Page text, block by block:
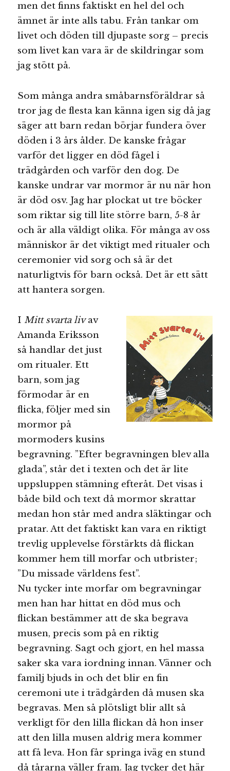
men det finns faktiskt en hel del och
ämnet är inte alls tabu. Från tankar om
livet och döden till djupaste sorg – precis
som livet kan vara är de skildringar som
jag stött på.
Som många andra småbarnsföräldrar så
tror jag de flesta kan känna igen sig då jag
säger att barn redan börjar fundera över
döden i 3 års ålder. De kanske frågar
varför det ligger en död fågel i
trädgården och varför den dog. De
kanske undrar var mormor är nu när hon
är död osv. Jag har plockat ut tre böcker
som riktar sig till lite större barn, 5-8 år
och är alla väldigt olika. För många av oss
människor är det viktigt med ritualer och
ceremonier vid sorg och så är det
naturligtvis för barn också. Det är ett sätt
att hantera sorgen.
I Mitt svarta livav
Amanda Eriksson
så handlar det just
om ritualer. Ett
barn, som jag
förmodar är en
flicka, följer med sin
mormor på
mormoders kusins
begravning. ”Efter begravningen blev alla
glada”, står det i texten och det är lite
uppsluppen stämning efteråt. Det visas i
både bild och text då mormor skrattar
medan hon står med andra släktingar och
pratar. Att det faktiskt kan vara en riktigt
trevlig upplevelse förstärkts då flickan
kommer hem till morfar och utbrister;
”Du missade världens fest”.
Nu tycker inte morfar om begravningar
men han har hittat en död mus och
flickan bestämmer att de ska begrava
musen, precis som på en riktig
begravning. Sagt och gjort, en hel massa
saker ska vara iordning innan. Vänner och
familj bjuds in och det blir en fin
ceremoni ute i trädgården då musen ska
begravas. Men så plötsligt blir allt så
verkligt för den lilla flickan då hon inser
att den lilla musen aldrig mera kommer
att få leva. Hon får springa iväg en stund
då tårarna väller fram. Jag tycker det här